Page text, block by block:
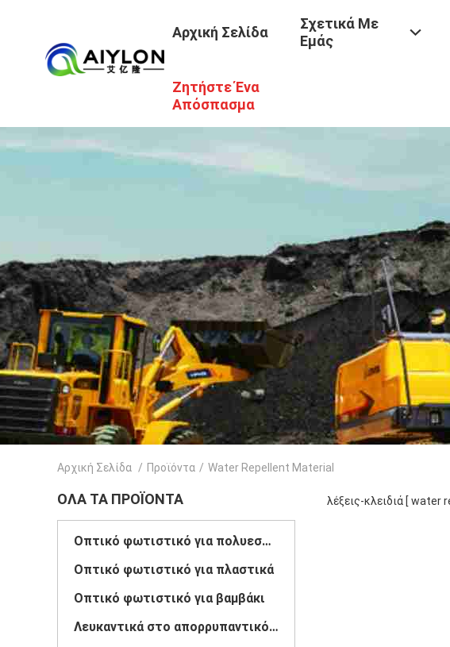
Αρχική Σελίδα
Σχετικά Με
Εμάς
Ζητήστε Ένα
Απόσπασμα
Αρχική Σελίδα / Προϊόντα / Water Repellent Material
ΌΛΑ ΤΑ ΠΡΟΪΌΝΤΑ
Οπτικό φωτιστικό για πολυεστέρα
Οπτικό φωτιστικό για πλαστικά
Οπτικό φωτιστικό για βαμβάκι
Λευκαντικά στο απορρυπαντικό ρούχων
λέξεις-κλειδιά [